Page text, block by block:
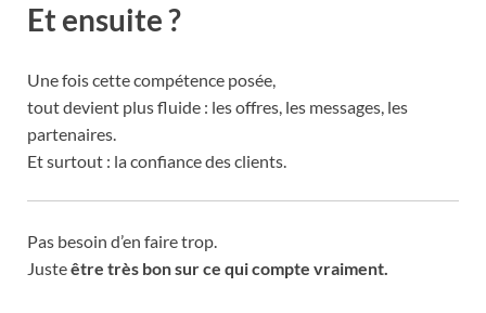
Et ensuite ?
Une fois cette compétence posée,
tout devient plus fluide : les offres, les messages, les
partenaires.
Et surtout : la confiance des clients.
Pas besoin d’en faire trop.
Justeêtre très bon sur ce qui compte vraiment.